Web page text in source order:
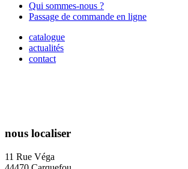
Qui sommes-nous ?
Passage de commande en ligne
catalogue
actualités
contact
nous localiser
11 Rue Véga